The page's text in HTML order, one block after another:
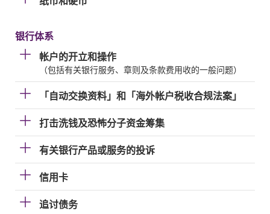
银行体系
帐户的开立和操作
（包括有关银行服务、章则及条款费用收的一般问题）
「自动交换资料」和「海外帐户税收合规法案」
打击洗钱及恐怖分子资金筹集
有关银行产品或服务的投诉
信用卡
追讨债务